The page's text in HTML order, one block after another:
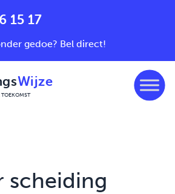
15 17
gedoe? Bel direct!
Wijze
scheiding